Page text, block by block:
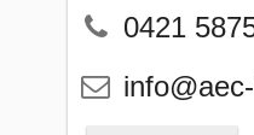
0421